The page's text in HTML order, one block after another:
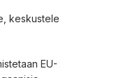
keskustele
EU-